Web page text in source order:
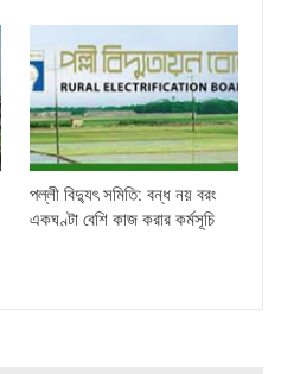
পল্লী বিদ্যুৎ সমিতি: বন্ধ নয় বরং
একঘণ্টা বেশি কাজ করার কর্মসূচি